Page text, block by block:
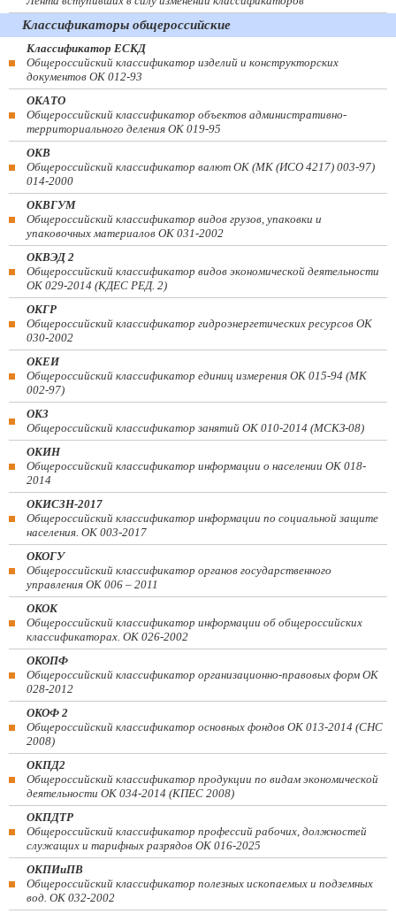
Классификаторы общероссийские
Классификатор ЕСКД
Общероссийский классификатор изделий и конструкторских
документов ОК 012-93
ОКАТО
Общероссийский классификатор объектов административно-
территориального деления ОК 019-95
ОКВ
Общероссийский классификатор валют ОК (МК (ИСО 4217) 003-97)
014-2000
ОКВГУМ
Общероссийский классификатор видов грузов, упаковки и
упаковочных материалов ОК 031-2002
ОКВЭД 2
Общероссийский классификатор видов экономической деятельности
ОК 029-2014 (КДЕС РЕД. 2)
ОКГР
Общероссийский классификатор гидроэнергетических ресурсов ОК
030-2002
ОКЕИ
Общероссийский классификатор единиц измерения ОК 015-94 (МК
002-97)
ОКЗ
Общероссийский классификатор занятий ОК 010-2014 (МСКЗ-08)
ОКИН
Общероссийский классификатор информации о населении ОК 018-
2014
ОКИСЗН-2017
Общероссийский классификатор информации по социальной защите
населения. ОК 003-2017
ОКОГУ
Общероссийский классификатор органов государственного
управления ОК 006 – 2011
ОКОК
Общероссийский классификатор информации об общероссийских
классификаторах. ОК 026-2002
ОКОПФ
Общероссийский классификатор организационно-правовых форм ОК
028-2012
ОКОФ 2
Общероссийский классификатор основных фондов ОК 013-2014 (СНС
2008)
ОКПД2
Общероссийский классификатор продукции по видам экономической
деятельности ОК 034-2014 (КПЕС 2008)
ОКПДТР
Общероссийский классификатор профессий рабочих, должностей
служащих и тарифных разрядов ОК 016-2025
ОКПИиПВ
Общероссийский классификатор полезных ископаемых и подземных
вод. ОК 032-2002